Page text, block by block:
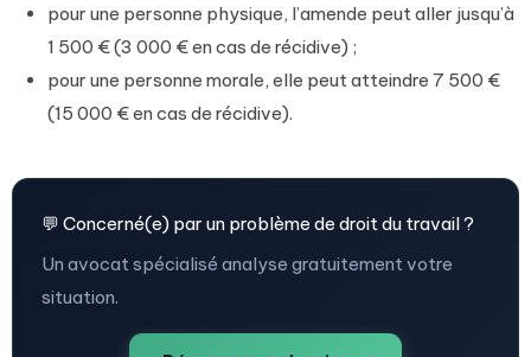
pour une personne physique, l’amende peut aller jusqu’à
1 500 € (3 000 € en cas de récidive) ;
pour une personne morale, elle peut atteindre 7 500 €
(15 000 € en cas de récidive).
💬 Concerné(e) par un problème de droit du travail ?
Un avocat spécialisé analyse gratuitement votre
situation.